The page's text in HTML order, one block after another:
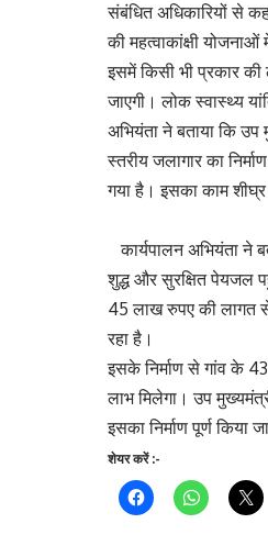
संबंधित अधिकारियों से
की महत्वाकांक्षी
इसमें किसी भी प्रकार की
जाएगी। लोक स्वास्थ्य
अभियंता ने बताया कि उप
स्तरीय जलागार का
गया है। इसका काम शीघ्र
कार्यपालन अभियंता ने
शुद्ध और सुरक्षित पेयजल
45 लाख रुपए की लागत
रहा है।
इसके निर्माण से गांव के
लाभ मिलेगा। उप
इसका निर्माण पूर्ण किया
शेयर करें :-